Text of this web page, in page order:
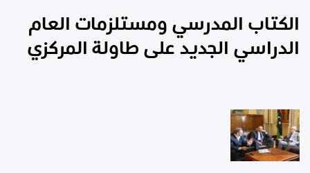
الكتاب المدرسي ومستلزمات العام
الدراسي الجديد على طاولة المركزي